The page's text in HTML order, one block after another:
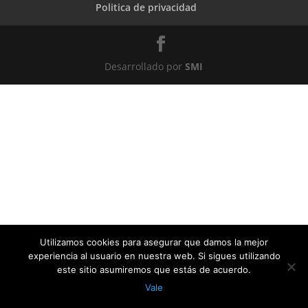
Politica de privacidad
Desarrollado porSMI
Utilizamos cookies para asegurar que damos la mejor
experiencia al usuario en nuestra web. Si sigues utilizando
este sitio asumiremos que estás de acuerdo.
Vale